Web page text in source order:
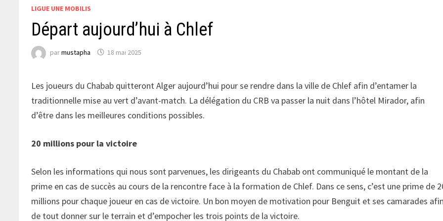
LIGUE UNE MOBILIS
Départ aujourd’hui à Chlef
parmustapha 18 mai 2025
Les joueurs du Chabab quitteront Alger aujourd’hui pour se rendre dans la ville de Chlef afin d’entamer la
traditionnelle mise au vert d’avant-match. La délégation du CRB va passer la nuit dans l’hôtel Mirador, afin
d’être dans les meilleures conditions possibles.
20 millions pour la victoire
Selon les informations qui nous sont parvenues, les dirigeants du Chabab ont communiqué le montant de la
prime en cas de succès au cours de la rencontre face à la formation de Chlef. Dans ce sens, c’est une prime de
millions pour chaque joueur en cas de victoire. Un bon moyen de motivation pour Benguit et ses camarades
de tout donner sur le terrain et d’empocher les trois points de la victoire.